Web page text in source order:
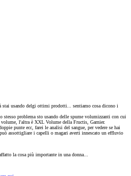
stai usando delgi ottimi prodotti... sentiamo cosa dicono i
stesso problema sto usando delle spume volumizzanti con cui
l'altra è XXL Volume della Fructis, Garnier.
punte ecc, farei le analisi del sangue, per vedere se hai
assottigliare i capelli o magari averti innescato un effluvio
la cosa più importante in una donna...